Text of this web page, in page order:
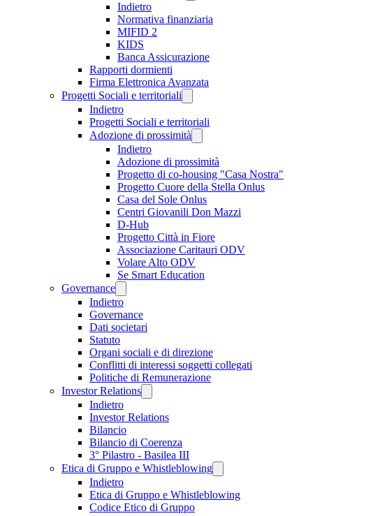
Indietro
Normativa finanziaria
MIFID 2
KIDS
Banca Assicurazione
Rapporti dormienti
Firma Elettronica Avanzata
Progetti Sociali e territoriali
Indietro
Progetti Sociali e territoriali
Adozione di prossimità
Indietro
Adozione di prossimità
Progetto di co-housing "Casa Nostra"
Progetto Cuore della Stella Onlus
Casa del Sole Onlus
Centri Giovanili Don Mazzi
D-Hub
Progetto Città in Fiore
Associazione Caritauri ODV
Volare Alto ODV
Se Smart Education
Governance
Indietro
Governance
Dati societari
Statuto
Organi sociali e di direzione
Conflitti di interessi soggetti collegati
Politiche di Remunerazione
Investor Relations
Indietro
Investor Relations
Bilancio
Bilancio di Coerenza
3° Pilastro - Basilea III
Etica di Gruppo e Whistleblowing
Indietro
Etica di Gruppo e Whistleblowing
Codice Etico di Gruppo